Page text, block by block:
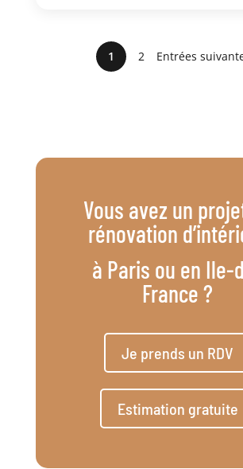
1 2 Entrées
Vous avez un
rénovation
à Paris ou en Ile-
France ?
Je prends un RDV
Estimation gratuite